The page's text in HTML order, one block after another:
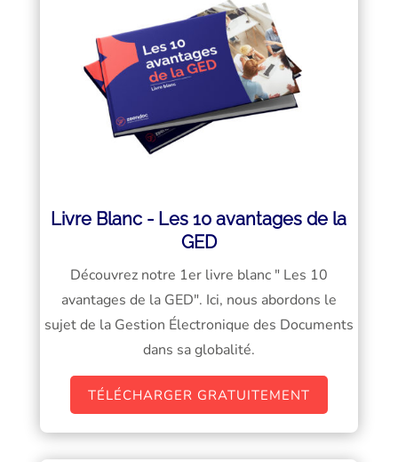
Livre Blanc - Les 10 avantages de la
GED
Découvrez notre 1er livre blanc " Les 10
avantages de la GED". Ici, nous abordons le
sujet de la Gestion Électronique des Documents
dans sa globalité.
TÉLÉCHARGER GRATUITEMENT